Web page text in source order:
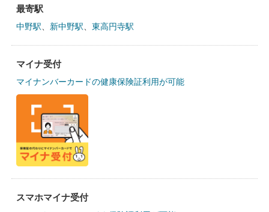
最寄駅
中野駅 新中野駅 東高円寺駅
マイナ受付
マイナンバーカードの健康保険証利用が可能
スマホマイナ受付